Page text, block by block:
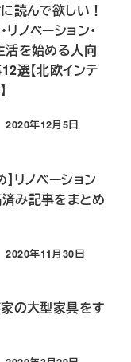
に読んで欲しい！
ノベーション・
活を始める人向
選【北欧インテ
投稿日
2020年12月5日
リノベーション
み記事をまとめ
投稿日
2020年11月30日
家の大型家具をす